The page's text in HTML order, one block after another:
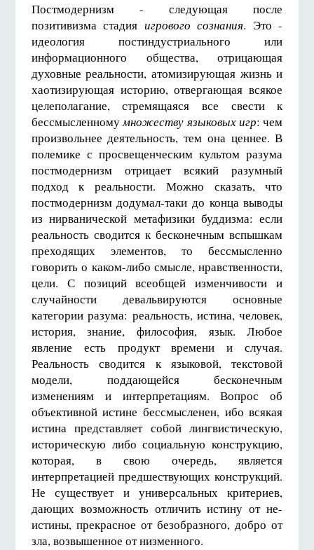
Постмодернизм - следующая после
позитивизма стадия игрового сознания. Это -
идеология постиндустриального или
информационного общества, отрицающая
духовные реальности, атомизирующая жизнь и
хаотизирующая историю, отвергающая всякое
целеполагание, стремящаяся все свести к
бессмысленномумножеству языковых игр: чем
произвольнее деятельность, тем она ценнее. В
полемике с просвещенческим культом разума
постмодернизм отрицает всякий разумный
подход к реальности. Можно сказать, что
постмодернизм додумал-таки до конца выводы
из нирванической метафизики буддизма: если
реальность сводится к бесконечным вспышкам
преходящих элементов, то бессмысленно
говорить о каком-либо смысле, нравственности,
цели. С позиций всеобщей изменчивости и
случайности девальвируются основные
категории разума: реальность, истина, человек,
история, знание, философия, язык. Любое
явление есть продукт времени и случая.
Реальность сводится к языковой, текстовой
модели, поддающейся бесконечным
изменениям и интерпретациям. Вопрос об
объективной истине бессмысленен, ибо всякая
истина представляет собой лингвистическую,
историческую либо социальную конструкцию,
которая, в свою очередь, является
интерпретацией предшествующих конструкций.
Не существует и универсальных критериев,
дающих возможность отличить истину от не-
истины, прекрасное от безобразного, добро от
зла, возвышенное от низменного.